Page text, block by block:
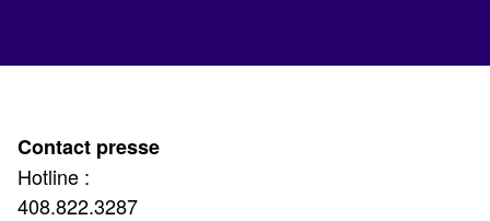
Contact presse
Hotline :
408.822.3287